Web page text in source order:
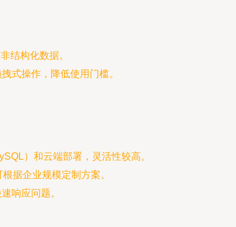
结构化数据。
式操作，降低使用门槛。
）和云端部署，灵活性较高。
据企业规模定制方案。
响应问题。